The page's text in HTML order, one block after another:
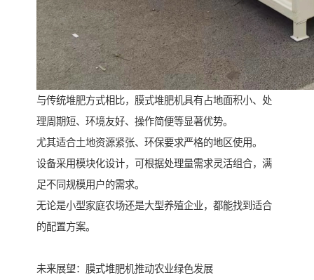
与传统堆肥方式相比，膜式堆肥机具有占地面积小、处
理周期短、环境友好、操作简便等显著优势。
尤其适合土地资源紧张、环保要求严格的地区使用。
设备采用模块化设计，可根据处理量需求灵活组合，满
足不同规模用户的需求。
无论是小型家庭农场还是大型养殖企业，都能找到适合
的配置方案。
未来展望：膜式堆肥机推动农业绿色发展